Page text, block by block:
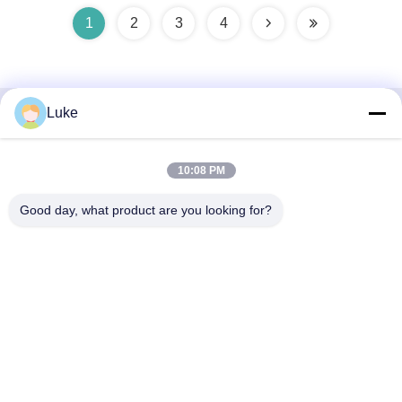
1 2 3 4
Snel contact
Park, Shunde District, Foshan 528000, Guangdong
Luke
10:08 PM
Good day, what product are you looking for?